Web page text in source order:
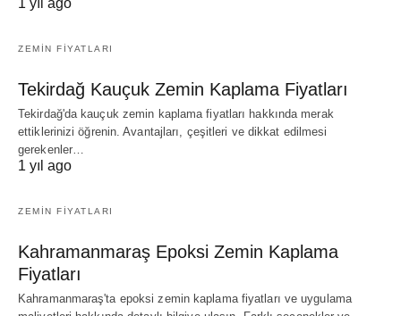
ZEMIN FIYATLARI
Tekirdağ Kauçuk Zemin Kaplama Fiyatları
Tekirdağ'da kauçuk zemin kaplama fiyatları hakkında merak
ettiklerinizi öğrenin. Avantajları, çeşitleri ve dikkat edilmesi
gerekenler…
1 yıl ago
ZEMIN FIYATLARI
Kahramanmaraş Epoksi Zemin Kaplama
Fiyatları
Kahramanmaraş'ta epoksi zemin kaplama fiyatları ve uygulama